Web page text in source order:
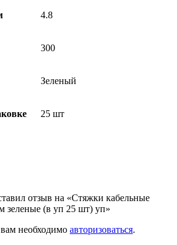
4.8
300
Зеленый
25 шт
отзыв на «Стяжки кабельные
зеленые (в уп 25 шт) уп»
необходимо авторизоваться.